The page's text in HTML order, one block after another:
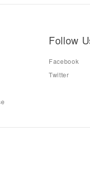
Follow
Facebook
Twitter